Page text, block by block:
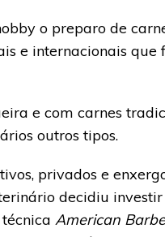
o preparo de
e internacionais que
e com carnes
outros tipos.
privados e
decidiu
American